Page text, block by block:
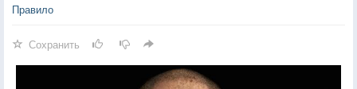
Правило
Сохранить